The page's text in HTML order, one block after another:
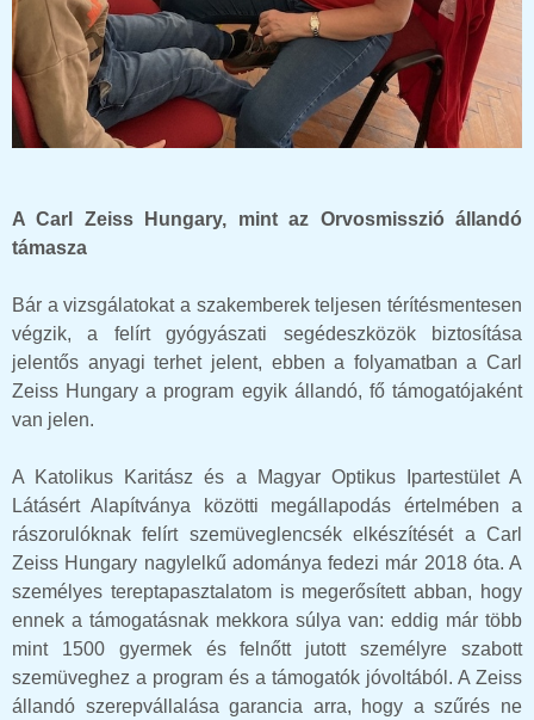
A Carl Zeiss Hungary, mint az Orvosmisszió állandó
támasza
Bár a vizsgálatokat a szakemberek teljesen térítésmentesen
végzik, a felírt gyógyászati segédeszközök biztosítása
jelentős anyagi terhet jelent, ebben a folyamatban a Carl
Zeiss Hungary a program egyik állandó, fő támogatójaként
van jelen.
A Katolikus Karitász és a Magyar Optikus Ipartestület A
Látásért Alapítványa közötti megállapodás értelmében a
rászorulóknak felírt szemüveglencsék elkészítését a Carl
Zeiss Hungary nagylelkű adománya fedezi már 2018 óta. A
személyes tereptapasztalatom is megerősített abban, hogy
ennek a támogatásnak mekkora súlya van: eddig már több
mint 1500 gyermek és felnőtt jutott személyre szabott
szemüveghez a program és a támogatók jóvoltából. A Zeiss
állandó szerepvállalása garancia arra, hogy a szűrés ne